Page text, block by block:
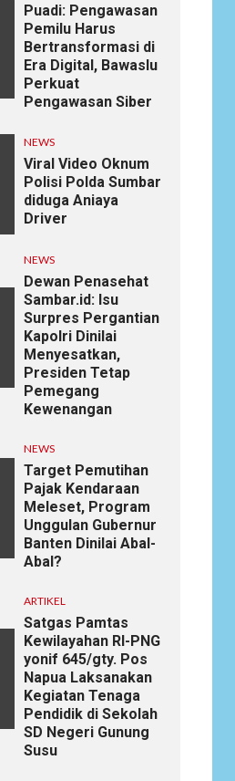
Puadi: Pengawasan
Pemilu Harus
Bertransformasi di
Era Digital, Bawaslu
Perkuat
Pengawasan Siber
NEWS
Viral Video Oknum
Polisi Polda Sumbar
diduga Aniaya
Driver
NEWS
Dewan Penasehat
Sambar.id: Isu
Surpres Pergantian
Kapolri Dinilai
Menyesatkan,
Presiden Tetap
Pemegang
Kewenangan
NEWS
Target Pemutihan
Pajak Kendaraan
Meleset, Program
Unggulan Gubernur
Banten Dinilai Abal-
Abal?
ARTIKEL
Satgas Pamtas
Kewilayahan RI-PNG
yonif 645/gty. Pos
Napua Laksanakan
Kegiatan Tenaga
Pendidik di Sekolah
SD Negeri Gunung
Susu